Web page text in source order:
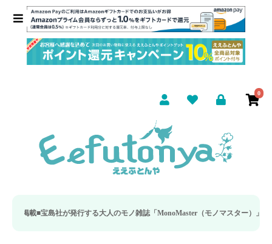
0
宝島社が発行する大人のモノ雑誌「MonoMaster（モノマスター）」の疲労回復